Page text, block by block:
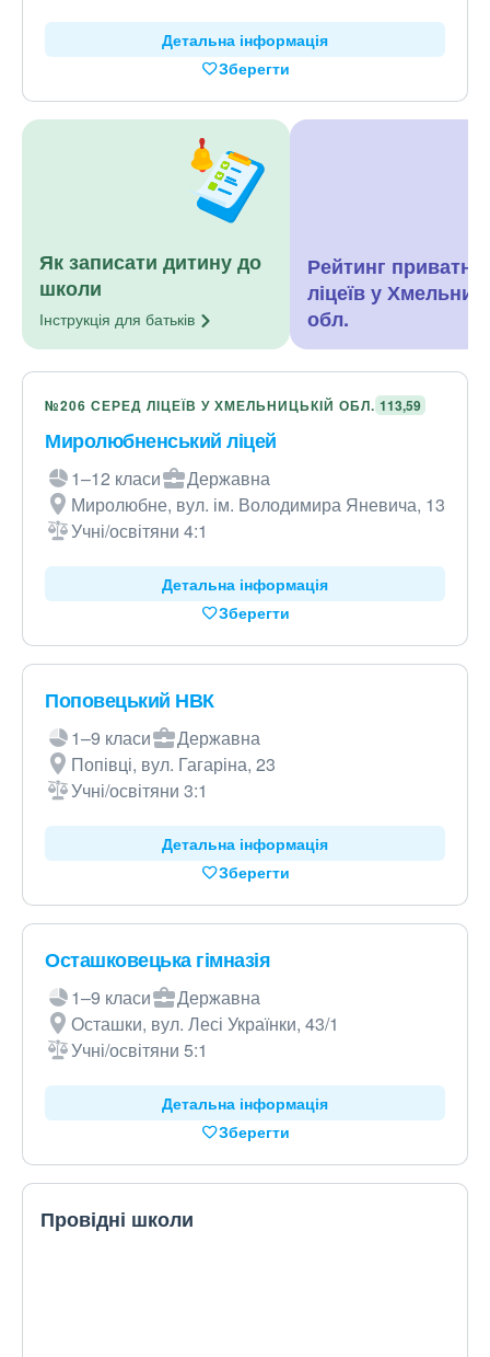
Детальна інформація
Зберегти
Як записати дитину до
школи
Інструкція для батьків
Рейтинг
ліцеїв у
обл.
№206 СЕРЕД ЛІЦЕЇВ У ХМЕЛЬНИЦЬКІЙ ОБЛ. 113,59
Миролюбненський ліцей
1–12 класи
Державна
Миролюбне, вул. ім. Володимира Яневича, 13
Учні/освітяни 4:1
Детальна інформація
Зберегти
Поповецький НВК
1–9 класи
Державна
Попівці, вул. Гагаріна, 23
Учні/освітяни 3:1
Детальна інформація
Зберегти
Осташковецька гімназія
1–9 класи
Державна
Осташки, вул. Лесі Українки, 43/1
Учні/освітяни 5:1
Детальна інформація
Зберегти
Провідні школи